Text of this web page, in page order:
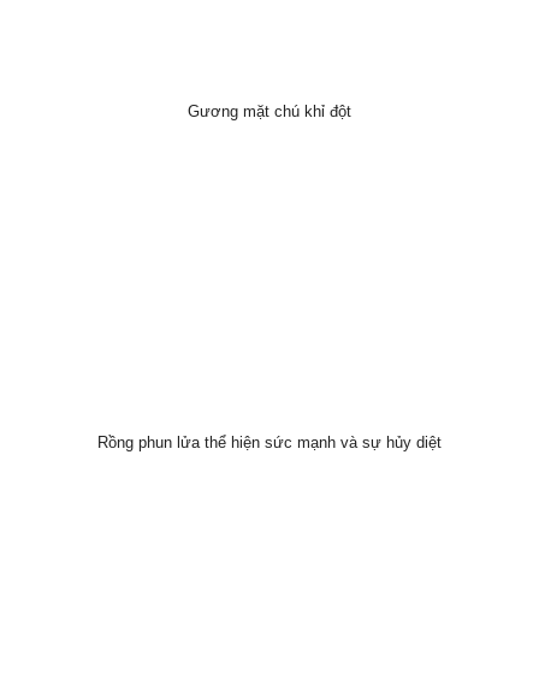
Gương mặt chú khỉ đột
Rồng phun lửa thể hiện sức mạnh và sự hủy diệt